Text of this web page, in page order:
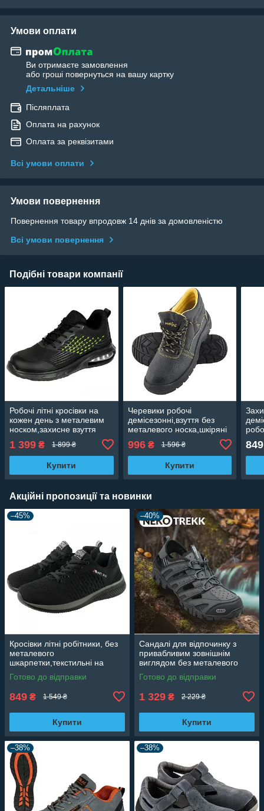
Умови оплати
Ви отримаєте замовлення
або гроші повернуться на вашу картку
Детальніше
Післяплата
Оплата на рахунок
Оплата за реквізитами
Всі умови оплати
Умови повернення
Повернення товару впродовж 14 днів за домовленістю
Всі умови повернення
Подібні товари компанії
Робочі літні кросівки на
кожен день з металевим
носком,захисне взуття
Artmaster Польща BTEX
AIRbag
1 399 ₴ 1 899 ₴
Купити
Черевики робочі
демісезонні,взуття без
металевого носка,шкіряні
ботинки протиударні REIS
Польща T-OB
996₴ 1 596 ₴
Купити
849
Акційні пропозиції та новинки
–45%
Кросівки літні робітники, без
металевого
шкарпетки,текстильні на
кожен день легкі зручні
Польща X250
Готово до відправки
849 ₴ 1 549 ₴
Купити
–40%
Сандалі для відпочинку з
привабливим зовнішнім
виглядом без металевого
носка,легкі зручні спортивні
Польща NEKO TREKK
Готово до відправки
1 329 ₴ 2 229 ₴
Купити
–38% –38%